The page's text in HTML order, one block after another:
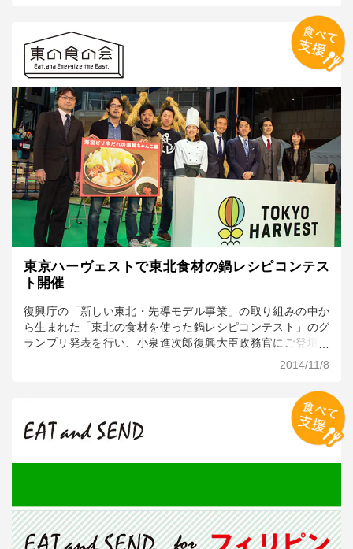
ヘルシーなＴＦＴ対象商品でヘルシーな食生活を送っていた
だけますように。
東京ハーヴェストで東北食材の鍋レシピコンテス
ト開催
復興庁の「新しい東北・先導モデル事業」の取り組みの中か
ら生まれた「東北の食材を使った鍋レシピコンテスト」のグ
ランプリ発表を行い、小泉進次郎復興大臣政務官にご登壇い
ただきました。公募により集まった138のレシピから、事前選
『海宝ピリ辛だれの海鮮ちゃんこ鍋』、『秋刀魚みぞれ鍋』
をゲストの小泉氏、審査員の柿沢安耶シェフ、松嶋啓介シェ
フらが試食。ここで優勝した鍋は『海宝ピリ辛だれの海鮮ち
ゃんこ鍋』！まさに三陸を味わい尽くす一品で、後日オイシ
2014/11/8